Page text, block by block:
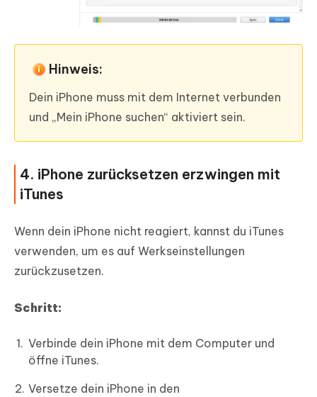
Hinweis:
Dein iPhone muss mit dem Internet verbunden
und „Mein iPhone suchen“ aktiviert sein.
4. iPhone zurücksetzen erzwingen mit
iTunes
Wenn dein iPhone nicht reagiert, kannst du iTunes
verwenden, um es auf Werkseinstellungen
zurückzusetzen.
Schritt:
Verbinde dein iPhone mit dem Computer und
öffne iTunes.
Versetze dein iPhone in den